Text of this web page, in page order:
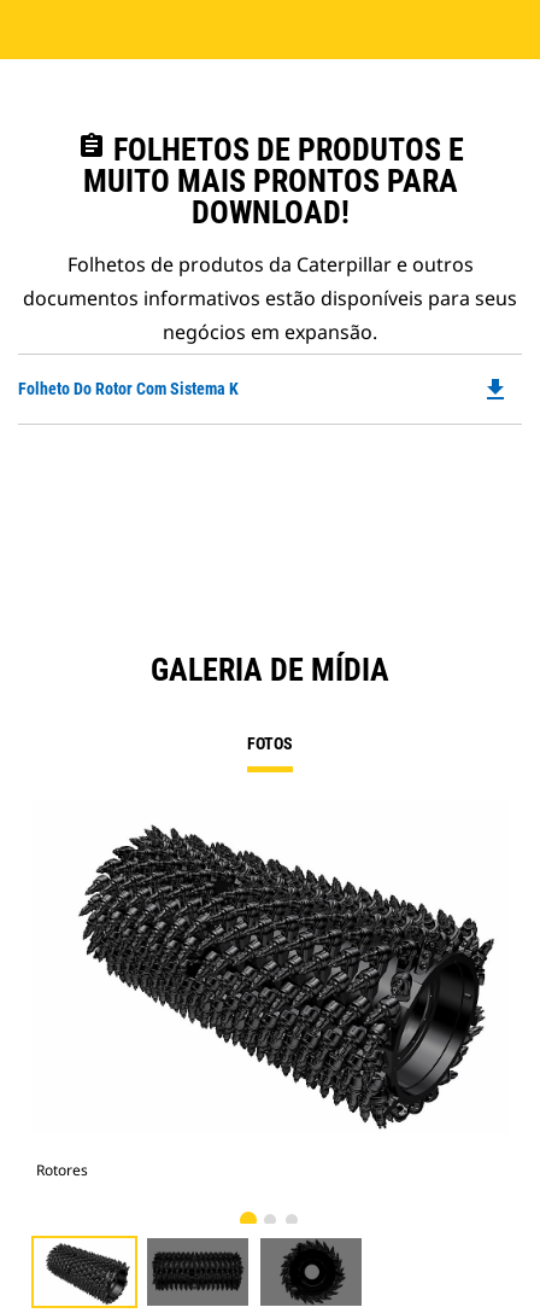
assignment FOLHETOS DE PRODUTOS E
MUITO MAIS PRONTOS PARA
DOWNLOAD!
Folhetos de produtos da Caterpillar e outros
documentos informativos estão disponíveis para seus
negócios em expansão.
Folheto Do Rotor Com Sistema K file_download
GALERIA DE MÍDIA
FOTOS
Rotores